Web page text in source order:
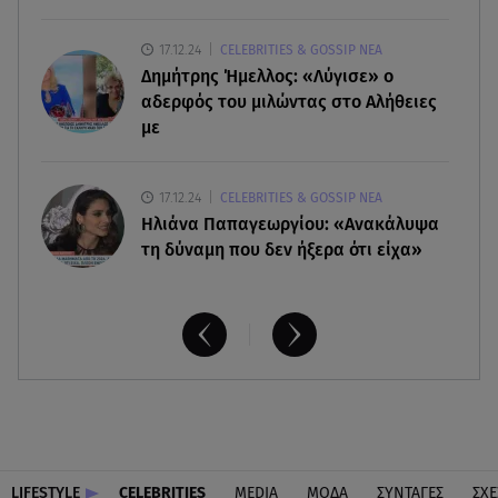
Πώς επικοινωνούν τα ελικόπτερα στη φωτιά και
ο ρόλος του «συνδέσμου»
17.12.24 CELEBRITIES & GOSSIP ΝΕΑ
Δημήτρης Ήμελλος: «Λύγισε» ο
αδερφός του μιλώντας στο Αλήθειες
με
17.12.24 CELEBRITIES & GOSSIP ΝΕΑ
Ηλιάνα Παπαγεωργίου: «Ανακάλυψα
τη δύναμη που δεν ήξερα ότι είχα»
LIFESTYLE CELEBRITIES MEDIA ΜΟΔΑ ΣΥΝΤΑΓΕΣ